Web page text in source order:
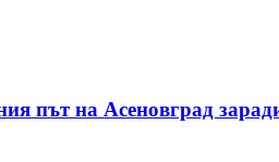
път на Асеновград